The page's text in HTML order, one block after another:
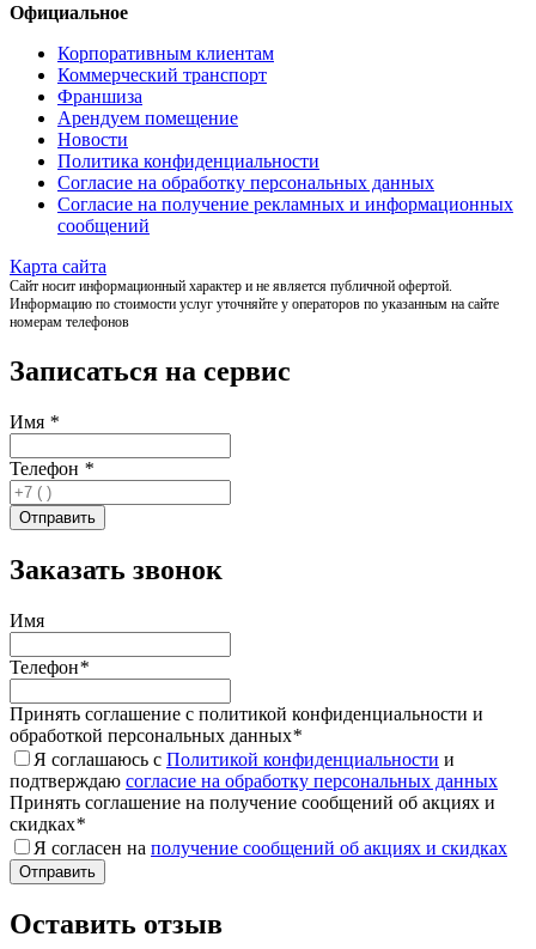
Официальное
Корпоративным клиентам
Коммерческий транспорт
Франшиза
Арендуем помещение
Новости
Политика конфиденциальности
Согласие на обработку персональных данных
Согласие на получение рекламных и информационных
сообщений
Карта сайта
Сайт носит информационный характер и не является публичной офертой.
Информацию по стоимости услуг уточняйте у операторов по указанным на сайте
номерам телефонов
Записаться на сервис
Имя *
Телефон *
Заказать звонок
Имя
Телефон*
Принять соглашение с политикой конфиденциальности и
обработкой персональных данных*
Я соглашаюсь с Политикой конфиденциальности и
подтверждаю согласие на обработку персональных данных
Принять соглашение на получение сообщений об акциях и
скидках*
Я согласен на получение сообщений об акциях и скидках
Оставить отзыв